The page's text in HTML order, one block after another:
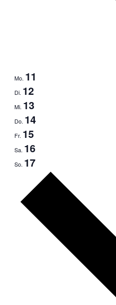
Mo. 11
Di. 12
Mi. 13
Do. 14
Fr. 15
Sa. 16
So. 17
Woche